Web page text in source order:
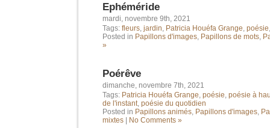
Ephéméride
mardi, novembre 9th, 2021
Tags: fleurs, jardin, Patricia Houéfa Grange, poésie
Posted in Papillons d'images, Papillons de mots,
»
Poérêve
dimanche, novembre 7th, 2021
Tags: Patricia Houéfa Grange, poésie, poésie à
de l'instant, poésie du quotidien
Posted in Papillons animés, Papillons d'images,
mixtes
No Comments »